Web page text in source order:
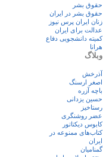
حقوق بشر
حقوق بشر در ایران
زنان ايران پرس نيوز
عدالت برای ایران
کمیته دانشجویی دفاع
هرانا
وبلاگ
آذرخش
اصغر ارسنگ
باچه آزره
حسین یزدانی
رستاخیز
عضر روشنگری
کابوس دیکتاتور
کتاب‌های ممنوعه در
ایران
گمنامیان